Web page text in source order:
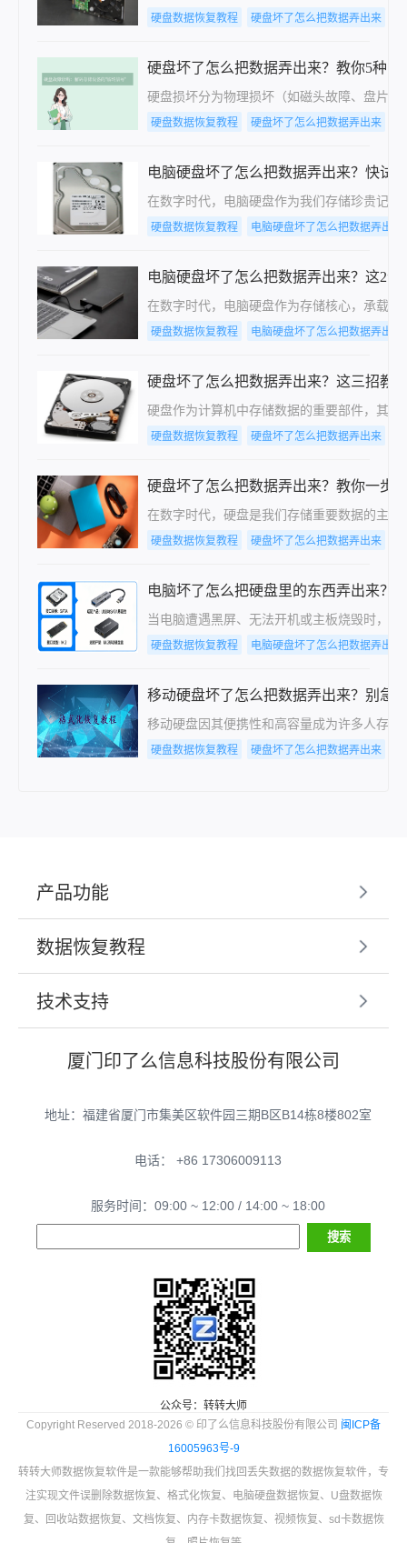
硬盘数据恢复教程 硬盘坏了怎么把数据弄出来
硬盘坏了怎么把数据弄出来？教你5种常
硬盘损坏分为物理损坏（如磁头故障、盘片
硬盘数据恢复教程 硬盘坏了怎么把数据弄出来
电脑硬盘坏了怎么把数据弄出来？快试
在数字时代，电脑硬盘作为我们存储珍贵记
硬盘数据恢复教程 电脑硬盘坏了怎么把数据弄出来
电脑硬盘坏了怎么把数据弄出来？这2
在数字时代，电脑硬盘作为存储核心，承载
硬盘数据恢复教程 电脑硬盘坏了怎么把数据弄出来
硬盘坏了怎么把数据弄出来？这三招教
硬盘作为计算机中存储数据的重要部件，其
硬盘数据恢复教程 硬盘坏了怎么把数据弄出来
硬盘坏了怎么把数据弄出来？教你一步
在数字时代，硬盘是我们存储重要数据的主
硬盘数据恢复教程 硬盘坏了怎么把数据弄出来
电脑坏了怎么把硬盘里的东西弄出来？
当电脑遭遇黑屏、无法开机或主板烧毁时，
硬盘数据恢复教程 电脑硬盘坏了怎么把数据弄出来
移动硬盘坏了怎么把数据弄出来？别急
移动硬盘因其便携性和高容量成为许多人存
硬盘数据恢复教程 硬盘坏了怎么把数据弄出来
产品功能
数据恢复教程
技术支持
厦门印了么信息科技股份有限公司
地址：福建省厦门市集美区软件园三期B区B14栋8楼802室
电话： +86 17306009113
服务时间：09:00 ~ 12:00 / 14:00 ~ 18:00
公众号：转转大师
Copyright Reserved 2018-2026 © 印了么信息科技股份有限公司 闽ICP备
16005963号-9
转转大师数据恢复软件是一款能够帮助我们找回丢失数据的数据恢复软件，专
注实现文件误删除数据恢复、格式化恢复、电脑硬盘数据恢复、U盘数据恢
复、回收站数据恢复、文档恢复、内存卡数据恢复、视频恢复、sd卡数据恢